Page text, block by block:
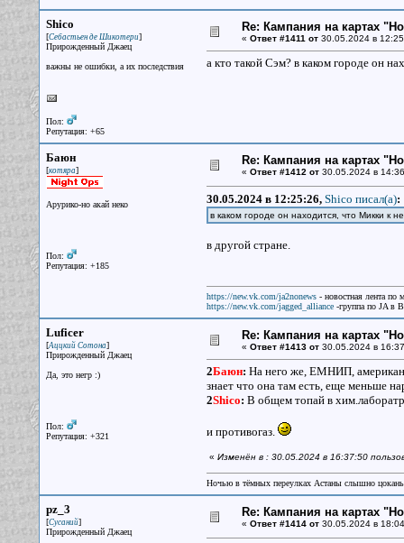
Shico
[Себастьен де Шикотери]
Прирожденный Джаец
важны не ошибки, а их последствия
Пол:
Репутация: +65
Re: Кампания на картах
« Ответ #1411 от30.05.2024 в
а кто такой Сэм? в каком городе он
Баюн
[котяра]
Арурико-но акай неко
Пол:
Репутация: +185
Re: Кампания на картах
« Ответ #1412 от30.05.2024 в
30.05.2024 в 12:25:26, Shico писал(a):
в каком городе он находится, что Микки к
в другой стране.
https://new.vk.com/ja2nonews- новостная лента по
https://new.vk.com/jagged_alliance-группа по JA в
Luficer
[Аццкий Сотона]
Прирожденный Джаец
Да, это негр :)
Пол:
Репутация: +321
Re: Кампания на картах
« Ответ #1413 от30.05.2024 в
2Баюн: На него же, ЕМНИП,
знает что она там есть, еще меньше
2Shico: В общем топай в
и противогаз.
« Изменён в : 30.05.2024 в 16:37:50
Ночью в тёмных переулках Астаны слышно
pz_3
[Сусаний]
Прирожденный Джаец
Re: Кампания на картах
« Ответ #1414 от30.05.2024 в